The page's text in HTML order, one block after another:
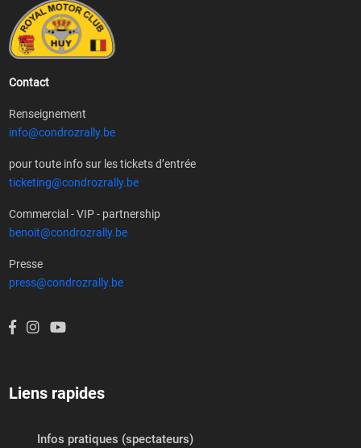
Contact
Renseignement
info@condrozrally.be
pour toute info sur les tickets d’entrée
ticketing@condrozrally.be
Commercial - VIP - partnership
benoit@condrozrally.be
Presse
press@condrozrally.be
Liens rapides
Infos pratiques (spectateurs)